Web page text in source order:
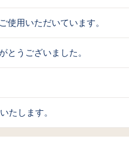
使用いただいています。
とうございました。
たします。